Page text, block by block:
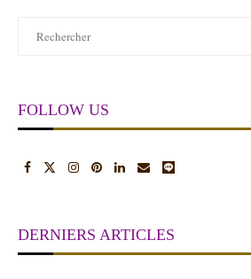
FOLLOW US
DERNIERS ARTICLES